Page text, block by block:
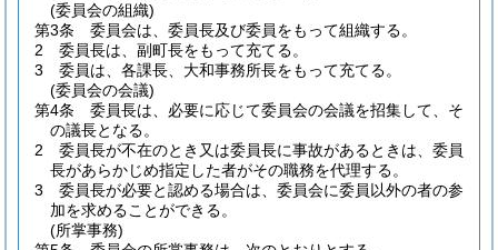
(委員会の組織)
第3条
委員会は、委員長及び委員をもって組織する。
2
委員長は、副町長をもって充てる。
3
委員は、各課長、大和事務所長をもって充てる。
(委員会の会議)
第4条
委員長は、必要に応じて委員会の会議を招集して、そ
の議長となる。
2
委員長が不在のとき又は委員長に事故があるときは、委員
長があらかじめ指定した者がその職務を代理する。
3
委員長が必要と認める場合は、委員会に委員以外の者の参
加を求めることができる。
(所掌事務)